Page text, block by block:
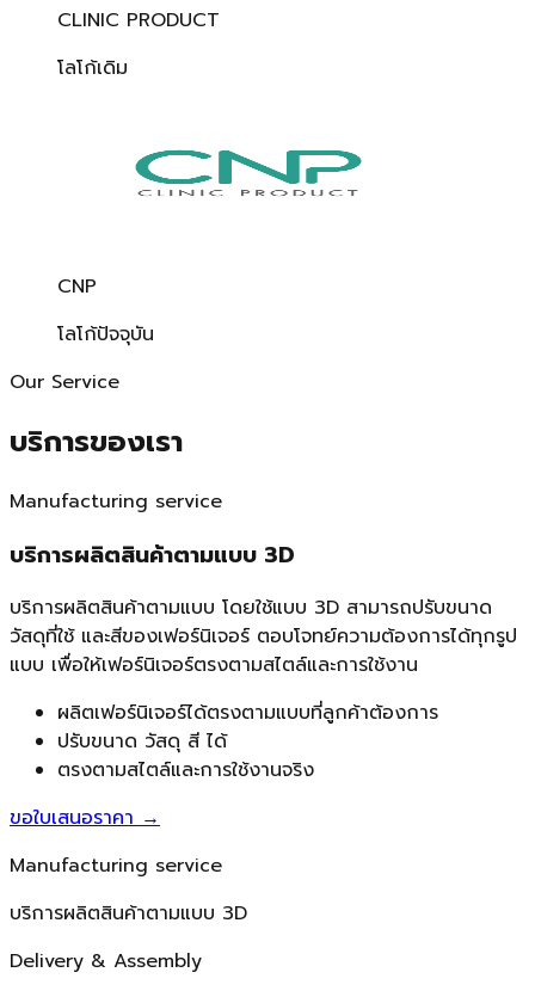
CLINIC PRODUCT
โลโก้เดิม
CNP
โลโก้ปัจจุบัน
Our Service
บริการของเรา
Manufacturing service
บริการผลิตสินค้าตามแบบ 3D
บริการผลิตสินค้าตามแบบ โดยใช้แบบ 3D สามารถปรับขนาด
วัสดุที่ใช้ และสีของเฟอร์นิเจอร์ ตอบโจทย์ความต้องการได้ทุกรูป
แบบ เพื่อให้เฟอร์นิเจอร์ตรงตามสไตล์และการใช้งาน
ผลิตเฟอร์นิเจอร์ได้ตรงตามแบบที่ลูกค้าต้องการ
ปรับขนาด วัสดุ สี ได้
ตรงตามสไตล์และการใช้งานจริง
ขอใบเสนอราคา→
Manufacturing service
บริการผลิตสินค้าตามแบบ 3D
Delivery & Assembly